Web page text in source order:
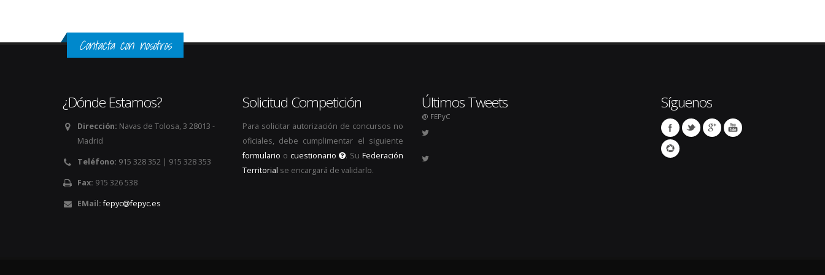
Contacta con nosotros
¿Dónde Estamos?
Dirección: Navas de Tolosa, 3 28013 -
Madrid
Teléfono: 915 328 352 | 915 328 353
Fax: 915 326 538
EMail: fepyc@fepyc.es
Solicitud Competición
Para solicitar autorización de concursos no
oficiales, debe cumplimentar el siguiente
formulario o cuestionario . SuFederación
Territorial se encargará de validarlo.
Últimos Tweets
@ FEPyC
Síguenos